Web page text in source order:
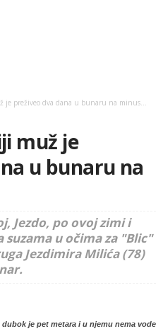
je preživeo dva dana u bunaru na minus...
muž je
u bunaru na
Jezdo, po ovoj zimi i
u očima za "Blic"
Jezdimira Milića (78)
je pet metara i u njemu nema vode